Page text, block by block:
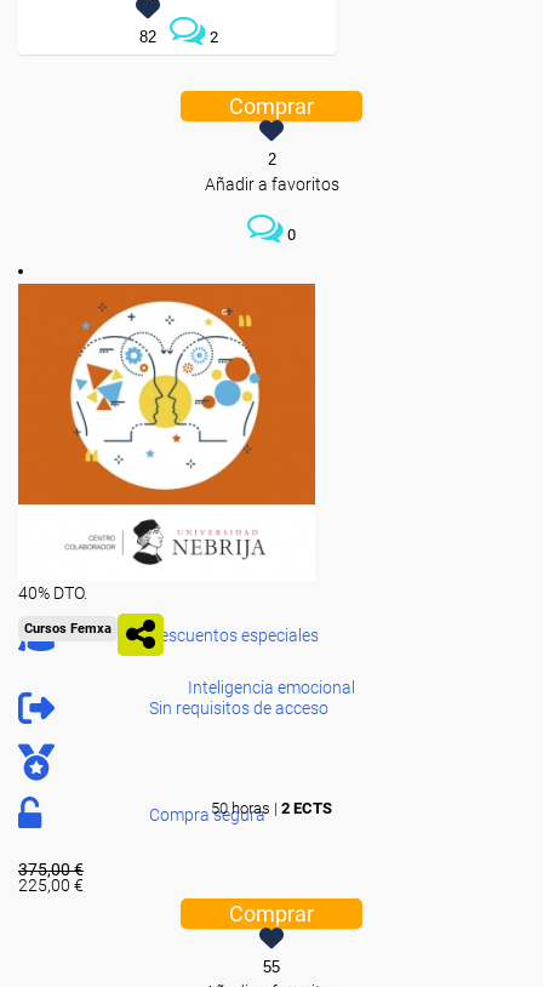
82 2
Comprar
2
Añadir a favoritos
0
Descuentos especiales
Sin requisitos de acceso
Compra segura
40% DTO.
Cursos Femxa
Inteligencia emocional
50 horas | 2 ECTS
375,00 €
225,00 €
Comprar
55